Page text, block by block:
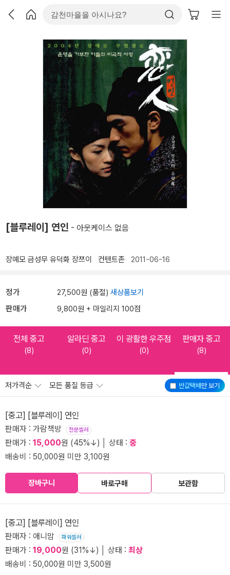
[블루레이] 연인 - 아웃케이스 없음
장예모 금성무 유덕화 장쯔이 컨텐트존 2011-06-16
정가 27,500원 (품절) 새상품보기
판매가 9,800원 + 마일리지 100점
전체 중고
(8)
알라딘 중고
(0)
이 광활한 우주점
(0)
판매자 중고
(8)
반값택배만 보기
저가격순 모든 품질 등급
[중고] [블루레이] 연인
판매자 : 가람책방 전문셀러
판매가 : 15,000원 (45%↓) │ 상태 : 중
배송비 : 50,000원 미만 3,100원
장바구니 바로구매 보관함
[중고] [블루레이] 연인
판매자 : 애니맘 파워셀러
판매가 : 19,000원 (31%↓) │ 상태 : 최상
배송비 : 50,000원 미만 3,500원